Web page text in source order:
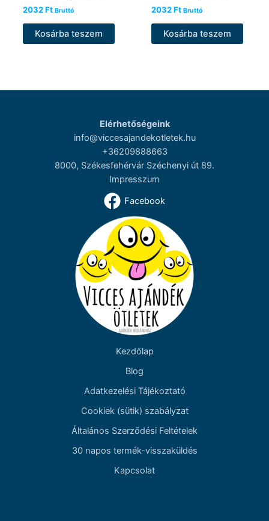
2032Ft Bruttó
Kosárba teszem
2032Ft Bruttó
Kosárba teszem
Elérhetőségeink
info@viccesajandekotletek.hu
+36209888663
8000, Székesfehérvár Széchenyi út 89.
Impresszum
Facebook
Kezdőlap
Blog
Adatkezelési Tájékoztató
Cookiek (sütik) szabályzat
Általános Szerződési Feltételek
30 napos termék-visszaküldés
Kapcsolat